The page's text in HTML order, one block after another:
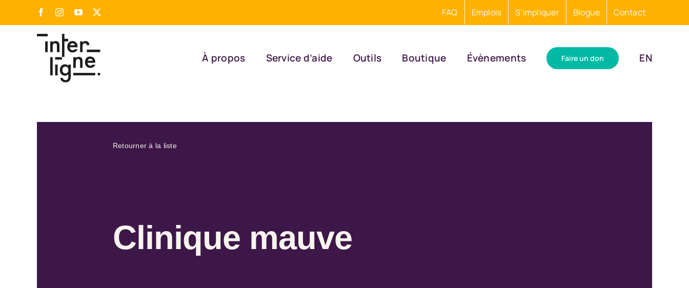
FacebookInstagram
YouTube FAQ Emplois S’impliquer Blogue Contact
À propos Service d’aide Outils Boutique Évènements Faire un don EN
Retourner à la liste
Clinique mauve